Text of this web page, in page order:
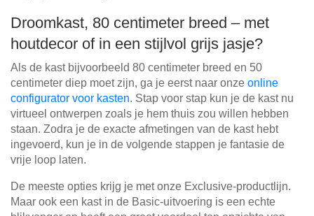
Droomkast, 80 centimeter breed – met
houtdecor of in een stijlvol grijs jasje?
Als de kast bijvoorbeeld 80 centimeter breed en 50
centimeter diep moet zijn, ga je eerst naar onze online
configurator voor kasten. Stap voor stap kun je de kast nu
virtueel ontwerpen zoals je hem thuis zou willen hebben
staan. Zodra je de exacte afmetingen van de kast hebt
ingevoerd, kun je in de volgende stappen je fantasie de
vrije loop laten.
De meeste opties krijg je met onze Exclusive-productlijn.
Maar ook een kast in de Basic-uitvoering is een echte